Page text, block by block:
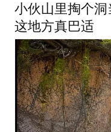
小伙山里掏个洞
这地方真巴适